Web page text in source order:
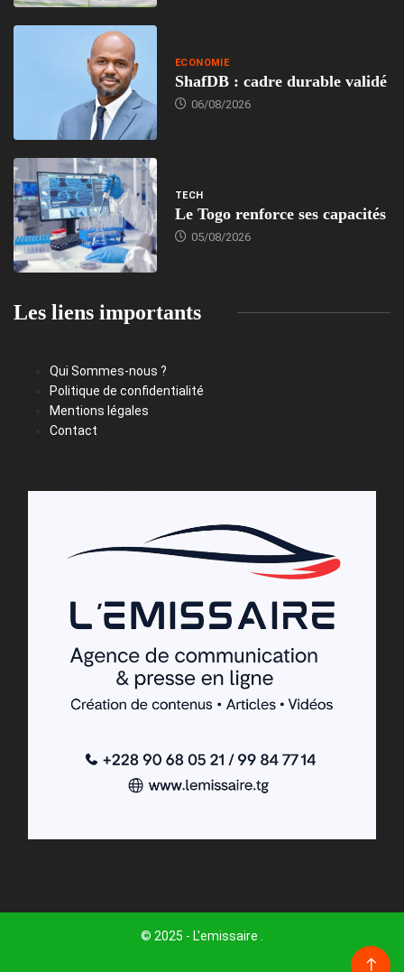
ECONOMIE
ShafDB : cadre durable validé
06/08/2026
TECH
Le Togo renforce ses capacités
05/08/2026
Les liens importants
Qui Sommes-nous ?
Politique de confidentialité
Mentions légales
Contact
© 2025 - L'emissaire .